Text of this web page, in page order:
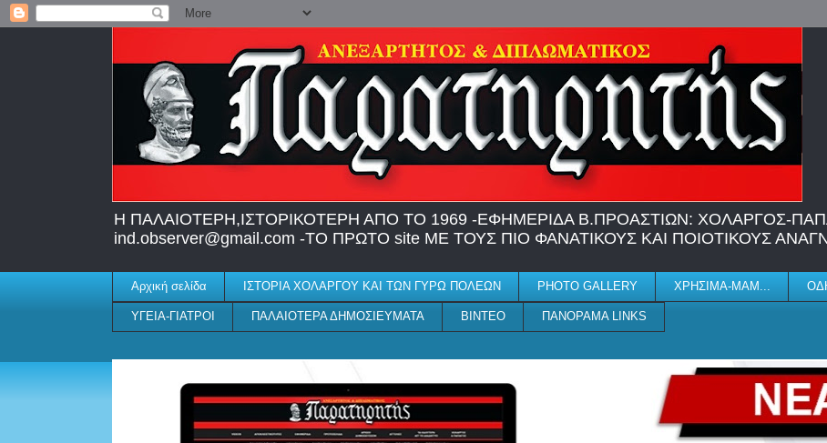
H ΠΑΛΑΙΟΤΕΡΗ,IΣΤΟΡΙΚΟΤΕΡΗ ΑΠΟ ΤΟ 1969 -EΦΗΜΕΡΙΔΑ Β.ΠΡΟΑΣΤΙΩΝ: ΧΟΛΑΡΓΟΣ-
ind.observer@gmail.com -ΤΟ ΠΡΩΤΟ site ME TΟΥΣ ΠΙΟ ΦΑΝΑΤΙΚΟΥΣ ΚΑΙ ΠΟΙΟΤΙΚΟΥΣ
Αρχική σελίδα ΙΣΤΟΡΙΑ ΧΟΛΑΡΓΟΥ ΚΑΙ ΤΩΝ ΓΥΡΩ ΠΟΛΕΩΝ PHOTO GALLERY ΧΡΗΣΙΜΑ-ΜΑΜ...
ΥΓΕΙΑ-ΓΙΑΤΡΟΙ ΠΑΛΑΙΟΤΕΡΑ ΔΗΜΟΣΙΕΥΜΑΤΑ ΒΙΝΤΕΟ ΠΑΝΟΡΑΜΑ LINKS